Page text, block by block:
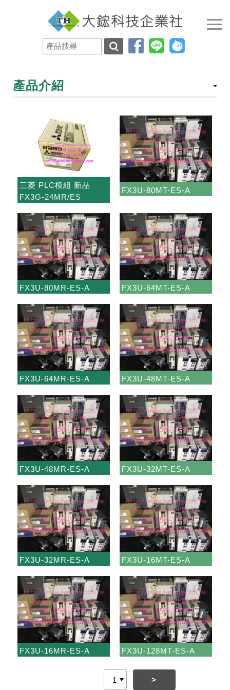
產品介紹
三菱 PLC模組 新品
FX3G-24MR/ES
FX3U-80MT-ES-A
FX3U-80MR-ES-A FX3U-64MT-ES-A
FX3U-64MR-ES-A FX3U-48MT-ES-A
FX3U-48MR-ES-A FX3U-32MT-ES-A
FX3U-32MR-ES-A FX3U-16MT-ES-A
FX3U-16MR-ES-A FX3U-128MT-ES-A
>